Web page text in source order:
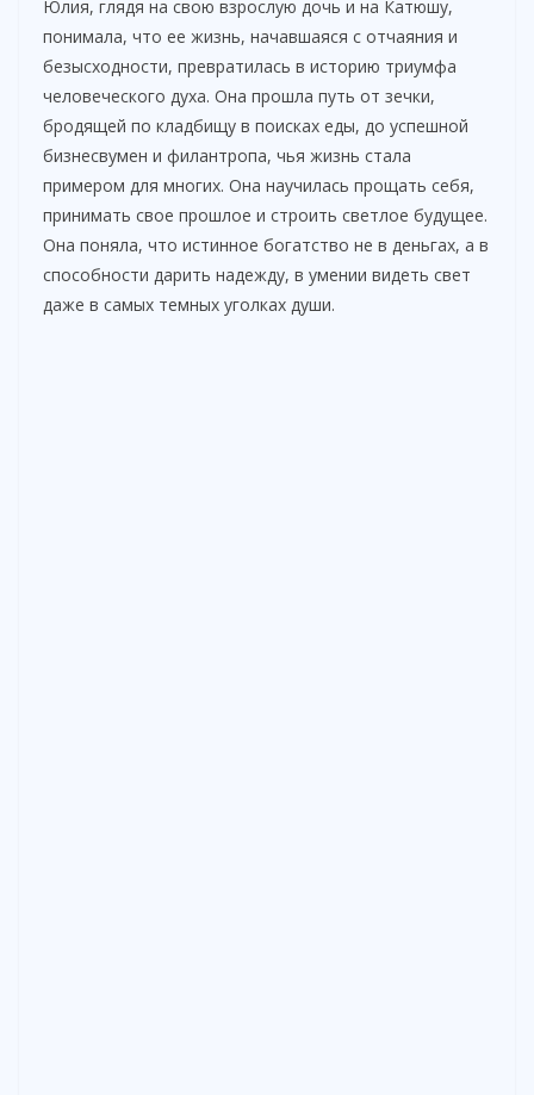
Юлия, глядя на свою взрослую дочь и на Катюшу,
понимала, что ее жизнь, начавшаяся с отчаяния и
безысходности, превратилась в историю триумфа
человеческого духа. Она прошла путь от зечки,
бродящей по кладбищу в поисках еды, до успешной
бизнесвумен и филантропа, чья жизнь стала
примером для многих. Она научилась прощать себя,
принимать свое прошлое и строить светлое будущее.
Она поняла, что истинное богатство не в деньгах, а в
способности дарить надежду, в умении видеть свет
даже в самых темных уголках души.